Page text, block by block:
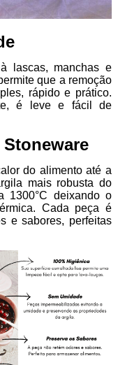
lascas, manchas e
que a remoção
rápido e prático.
é leve e fácil de
do alimento até a
mais robusta do
1300°C deixando o
Cada peça é
e sabores, perfeitas